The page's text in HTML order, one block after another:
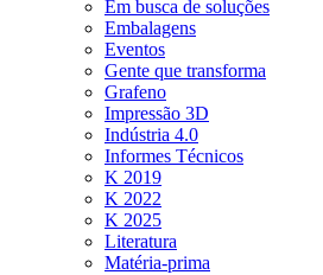
Em busca de soluções
Embalagens
Eventos
Gente que transforma
Grafeno
Impressão 3D
Indústria 4.0
Informes Técnicos
K 2019
K 2022
K 2025
Literatura
Matéria-prima